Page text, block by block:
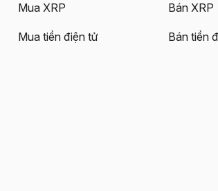
Mua XRP
Mua tiền điện tử
Bán XRP
Bán tiền